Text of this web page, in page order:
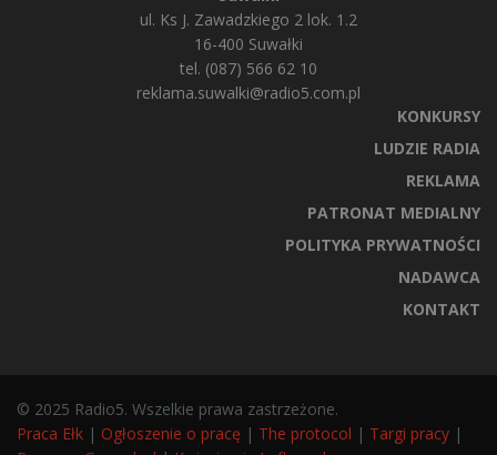
ul. Ks J. Zawadzkiego 2 lok. 1.2
16-400 Suwałki
tel. (087) 566 62 10
reklama.suwalki@radio5.com.pl
KONKURSY
LUDZIE RADIA
REKLAMA
PATRONAT MEDIALNY
POLITYKA PRYWATNOŚCI
NADAWCA
KONTAKT
© 2025 Radio5. Wszelkie prawa zastrzeżone.
Praca Ełk | Ogłoszenie o pracę | The protocol | Targi pracy |